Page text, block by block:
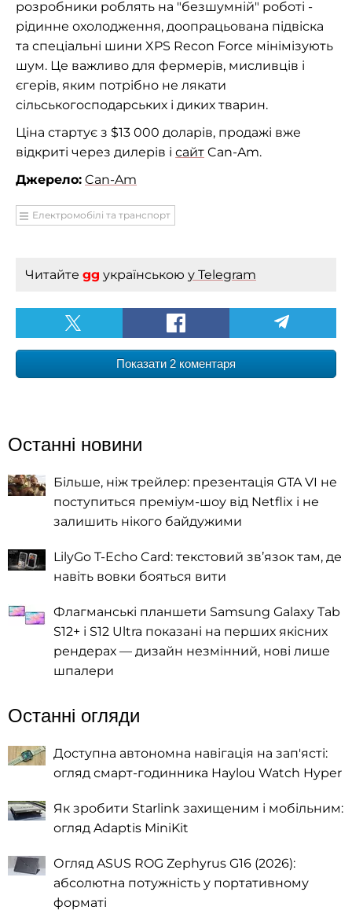
розробники роблять на "безшумній" роботі -
рідинне охолодження, доопрацьована підвіска
та спеціальні шини XPS Recon Force мінімізують
шум. Це важливо для фермерів, мисливців і
єгерів, яким потрібно не лякати
сільськогосподарських і диких тварин.
Ціна стартує з $13 000 доларів, продажі вже
відкриті через дилерів і сайт Can-Am.
Джерело: Can-Am
Електромобілі та транспорт
Читайте gg українською у Telegram
Показати 2 коментаря
Останні новини
Більше, ніж трейлер: презентація GTA VI не
поступиться преміум-шоу від Netflix і не
залишить нікого байдужими
LilyGo T-Echo Card: текстовий зв’язок там, де
навіть вовки бояться вити
Флагманські планшети Samsung Galaxy Tab
S12+ і S12 Ultra показані на перших якісних
рендерах — дизайн незмінний, нові лише
шпалери
Останні огляди
Доступна автономна навігація на зап'ясті:
огляд смарт-годинника Haylou Watch Hyper
Як зробити Starlink захищеним і мобільним:
огляд Adaptis MiniKit
Огляд ASUS ROG Zephyrus G16 (2026):
абсолютна потужність у портативному
форматі